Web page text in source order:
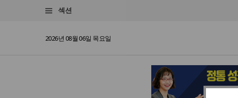
섹션
2026년 08월 06일 목요일